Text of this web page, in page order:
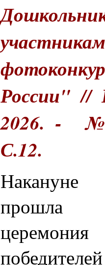
России" //
2026. - №
С.12.
прошла